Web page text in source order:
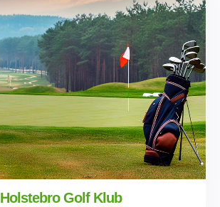
Holstebro Golf Klub